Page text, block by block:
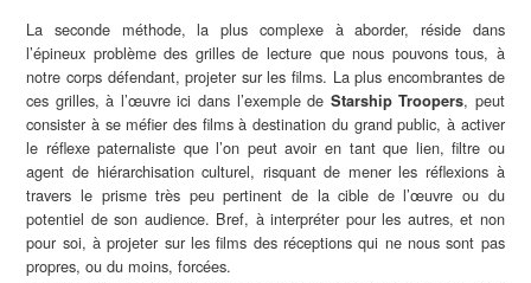
La seconde méthode, la plus complexe à aborder, réside dans
l’épineux problème des grilles de lecture que nous pouvons tous, à
notre corps défendant, projeter sur les films. La plus encombrantes de
ces grilles, à l’œuvre ici dans l’exemple de Starship Troopers, peut
consister à se méfier des films à destination du grand public, à activer
le réflexe paternaliste que l’on peut avoir en tant que lien, filtre ou
agent de hiérarchisation culturel, risquant de mener les réflexions à
travers le prisme très peu pertinent de la cible de l’œuvre ou du
potentiel de son audience. Bref, à interpréter pour les autres, et non
pour soi, à projeter sur les films des réceptions qui ne nous sont pas
propres, ou du moins, forcées.